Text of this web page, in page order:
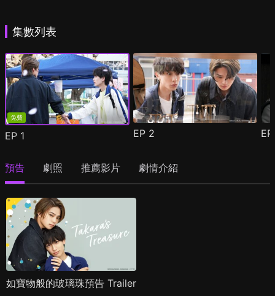
集數列表
免費
EP 1 EP 2
預告 劇照 推薦影片 劇情介紹
如寶物般的玻璃珠預告 Trailer